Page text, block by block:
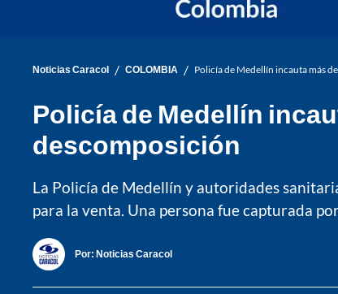
Noticias Caracol / COLOMBIA / Policía de Medellín incauta más
Policía de Medellín
descomposición
La Policía de Medellín y autoridades
para la venta. Una persona fue capturada
Por: Noticias Caracol